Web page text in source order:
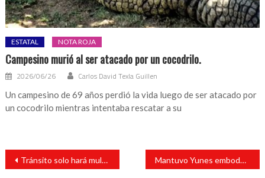
ESTATAL NOTA ROJA
Campesino murió al ser atacado por un cocodrilo.
2026/06/26 Carlos David Texla Guillen
Un campesino de 69 años perdió la vida luego de ser atacado por
un cocodrilo mientras intentaba rescatar a su
Navegación
entradas
Tránsito solo hará multas verbales en diciembre Mantuvo Yunes embodegada medicina para VIH; están por caducar